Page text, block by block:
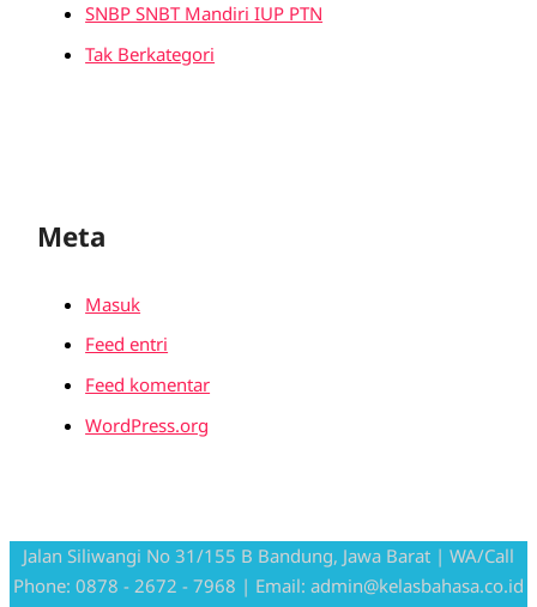
SNBP SNBT Mandiri IUP PTN
Tak Berkategori
Meta
Masuk
Feed entri
Feed komentar
WordPress.org
Jalan Siliwangi No 31/155 B Bandung, Jawa Barat | WA/Call
Phone: 0878 - 2672 - 7968 | Email: admin@kelasbahasa.co.id